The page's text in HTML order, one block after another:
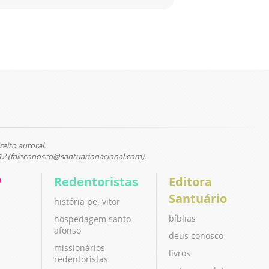
autoral.
(faleconosco@santuarionacional.com).
Redentoristas
história pe. vitor
hospedagem santo
afonso
missionários
redentoristas
Editora
Santuário
bíblias
deus conosco
livros